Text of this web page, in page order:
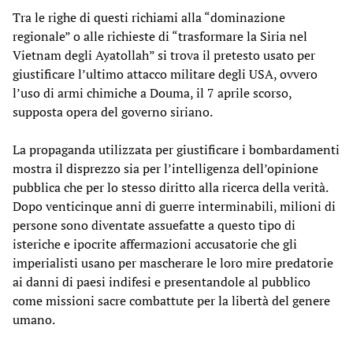
Tra le righe di questi richiami alla “dominazione
regionale” o alle richieste di “trasformare la Siria nel
Vietnam degli Ayatollah” si trova il pretesto usato per
giustificare l’ultimo attacco militare degli USA, ovvero
l’uso di armi chimiche a Douma, il 7 aprile scorso,
supposta opera del governo siriano.
La propaganda utilizzata per giustificare i bombardamenti
mostra il disprezzo sia per l’intelligenza dell’opinione
pubblica che per lo stesso diritto alla ricerca della verità.
Dopo venticinque anni di guerre interminabili, milioni di
persone sono diventate assuefatte a questo tipo di
isteriche e ipocrite affermazioni accusatorie che gli
imperialisti usano per mascherare le loro mire predatorie
ai danni di paesi indifesi e presentandole al pubblico
come missioni sacre combattute per la libertà del genere
umano.